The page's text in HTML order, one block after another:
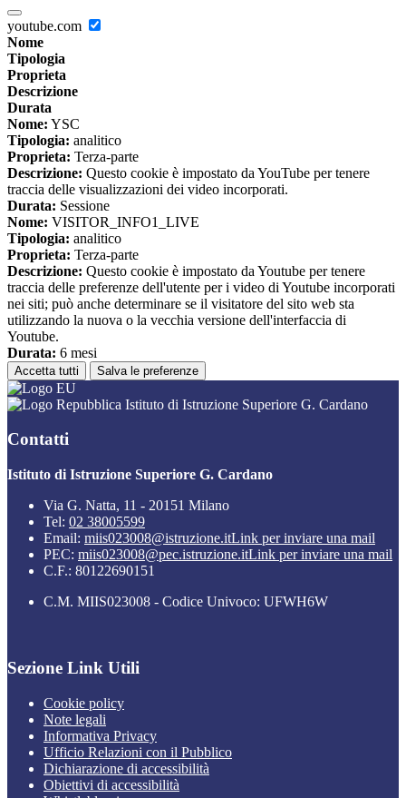
youtube.com
Nome
Tipologia
Proprieta
Descrizione
Durata
Nome: YSC
Tipologia: analitico
Proprieta: Terza-parte
Descrizione: Questo cookie è impostato da YouTube per tenere
traccia delle visualizzazioni dei video incorporati.
Durata: Sessione
Nome: VISITOR_INFO1_LIVE
Tipologia: analitico
Proprieta: Terza-parte
Descrizione: Questo cookie è impostato da Youtube per tenere
traccia delle preferenze dell'utente per i video di Youtube incorporati
nei siti; può anche determinare se il visitatore del sito web sta
utilizzando la nuova o la vecchia versione dell'interfaccia di
Youtube.
Durata: 6 mesi
Accetta tutti Salva le preferenze
Istituto di Istruzione Superiore G. Cardano
Contatti
Istituto di Istruzione Superiore G. Cardano
Via G. Natta, 11 - 20151 Milano
Tel: 02 38005599
Email: miis023008@istruzione.itLink per inviare una mail
PEC: miis023008@pec.istruzione.itLink per inviare una mail
C.F.: 80122690151
C.M. MIIS023008 - Codice Univoco: UFWH6W
Sezione Link Utili
Cookie policy
Note legali
Informativa Privacy
Ufficio Relazioni con il Pubblico
Dichiarazione di accessibilità
Obiettivi di accessibilità